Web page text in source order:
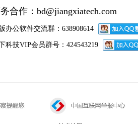
合作：bd@jiangxiatech.com
办公软件交流群：638908614
科技VIP会员群号：424543219